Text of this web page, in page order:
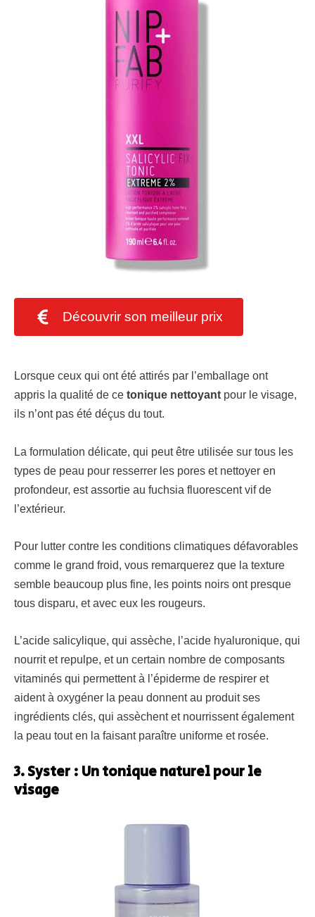
Découvrir son meilleur prix
Lorsque ceux qui ont été attirés par l’emballage ont
appris la qualité de ce tonique nettoyant pour le visage,
ils n’ont pas été déçus du tout.
La formulation délicate, qui peut être utilisée sur tous les
types de peau pour resserrer les pores et nettoyer en
profondeur, est assortie au fuchsia fluorescent vif de
l’extérieur.
Pour lutter contre les conditions climatiques défavorables
comme le grand froid, vous remarquerez que la texture
semble beaucoup plus fine, les points noirs ont presque
tous disparu, et avec eux les rougeurs.
L’acide salicylique, qui assèche, l’acide hyaluronique, qui
nourrit et repulpe, et un certain nombre de composants
vitaminés qui permettent à l’épiderme de respirer et
aident à oxygéner la peau donnent au produit ses
ingrédients clés, qui assèchent et nourrissent également
la peau tout en la faisant paraître uniforme et rosée.
3. Syster : Un tonique naturel pour le
visage